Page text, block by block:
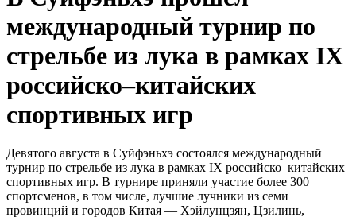
международный турнир по
стрельбе из лука в рамках IX
российско–китайских
спортивных игр
Девятого августа в Суйфэньхэ состоялся международный
турнир по стрельбе из лука в рамках IX российско–китайских
спортивных игр. В турнире приняли участие более 300
спортсменов, в том числе, лучшие лучники из семи
провинций и городов Китая — Хэйлунцзян, Цзилинь,